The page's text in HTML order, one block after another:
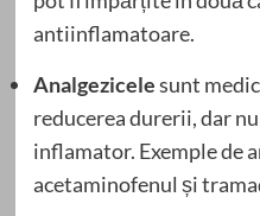
antiinflamatoare.
Analgezicelesunt
reducerea durerii, dar
inflamator. Exemple de
acetaminofenul și